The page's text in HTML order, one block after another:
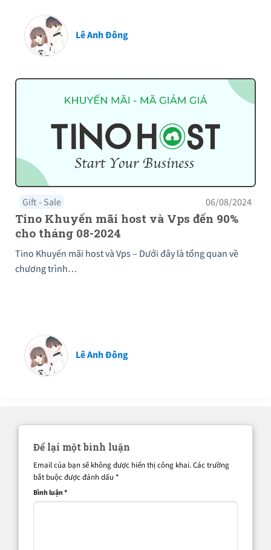
Lê Anh Đông
Gift - Sale 06/08/2024
Tino Khuyến mãi host và Vps đến 90%
cho tháng 08-2024
Tino Khuyến mãi host và Vps – Dưới đây là tổng quan về
chương trình…
Lê Anh Đông
Để lại một bình luận
Email của bạn sẽ không được hiển thị công khai.Các trường
bắt buộc được đánh dấu *
Bình luận*